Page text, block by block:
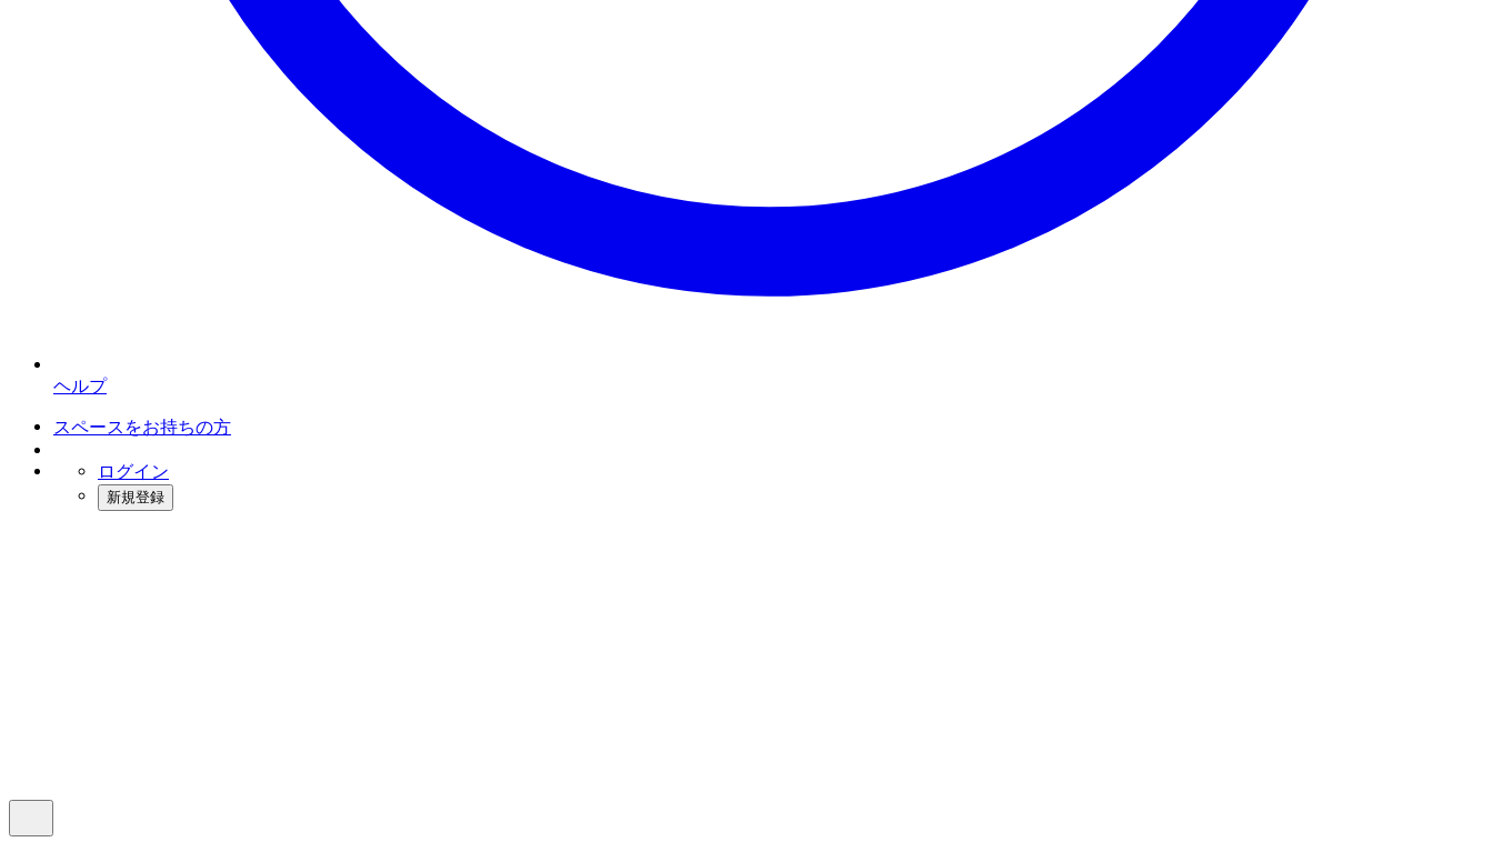
ヘルプ
スペースをお持ちの方
ログイン
新規登録